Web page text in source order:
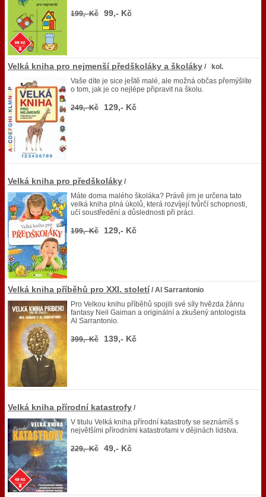
199,- Kč 99,- Kč
Velká kniha pro nejmenší předškoláky a školáky / kol.
Vaše díte je sice ještě malé, ale možná občas přemýšlíte
o tom, jak je co nejlépe připravit na školu.
249,- Kč 129,- Kč
Velká kniha pro předškoláky /
Máte doma malého školáka? Právě jim je určena tato
velká kniha plná úkolů, která rozvíjejí tvůrčí schopnosti,
učí soustředění a důslednosti při práci.
199,- Kč 129,- Kč
Velká kniha příběhů pro XXI. století / Al Sarrantonio
Pro Velkou knihu příběhů spojili své síly hvězda žánru
fantasy Neil Gaiman a originální a zkušený antologista
Al Sarrantonio.
399,- Kč 139,- Kč
Velká kniha přírodní katastrofy /
V titulu Velká kniha přírodní katastrofy se seznámíš s
největšími přírodními katastrofami v dějinách lidstva.
229,- Kč 49,- Kč